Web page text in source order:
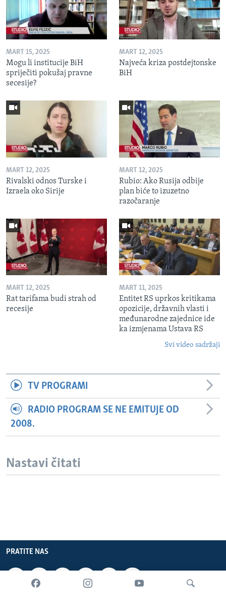
MART 15, 2025
Mogu li institucije BiH
spriječiti pokušaj pravne
secesije?
MART 12, 2025
Najveća kriza postdejtonske
BiH
MART 12, 2025
Rivalski odnos Turske i
Izraela oko Sirije
MART 12, 2025
Rubio: Ako Rusija odbije
plan biće to izuzetno
razočaranje
MART 12, 2025
Rat tarifama budi strah od
recesije
MART 11, 2025
Entitet RS uprkos kritikama
opozicije, državnih vlasti i
međunarodne zajednice ide
ka izmjenama Ustava RS
Svi video sadržaji
TV PROGRAMI
RADIO PROGRAM SE NE EMITUJE OD
2008.
Nastavi čitati
PRATITE NAS